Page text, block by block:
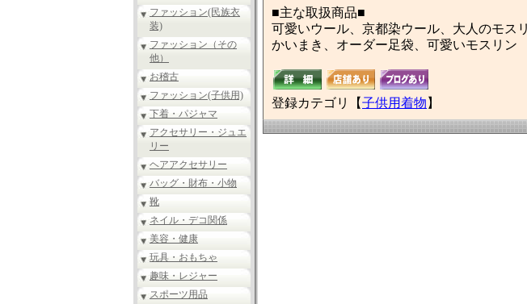
ファッション(民族衣
装)
ファッション（その
他）
お稽古
ファッション(子供用)
下着・パジャマ
アクセサリー・ジュエ
リー
ヘアアクセサリー
バッグ・財布・小物
靴
ネイル・デコ関係
美容・健康
玩具・おもちゃ
趣味・レジャー
スポーツ用品
■主な取扱商品■
可愛いウール、京都染ウール、大人のモス
かいまき、オーダー足袋、可愛いモスリン
登録カテゴリ【子供用着物 】